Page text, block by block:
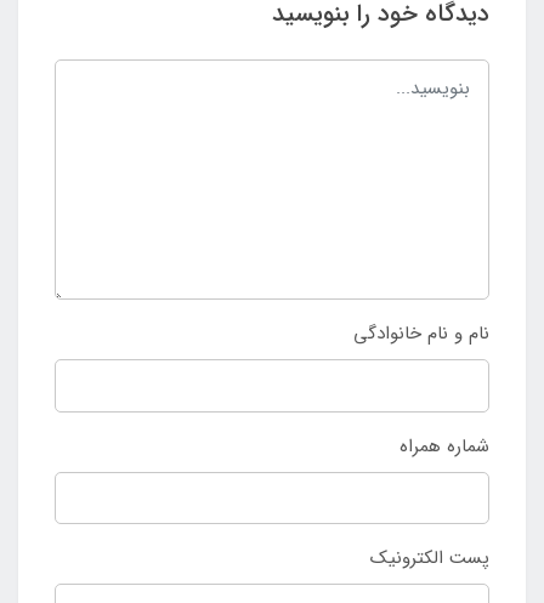
دیدگاه خود را بنویسید
نام و نام خانوادگی
شماره همراه
پست الکترونیک